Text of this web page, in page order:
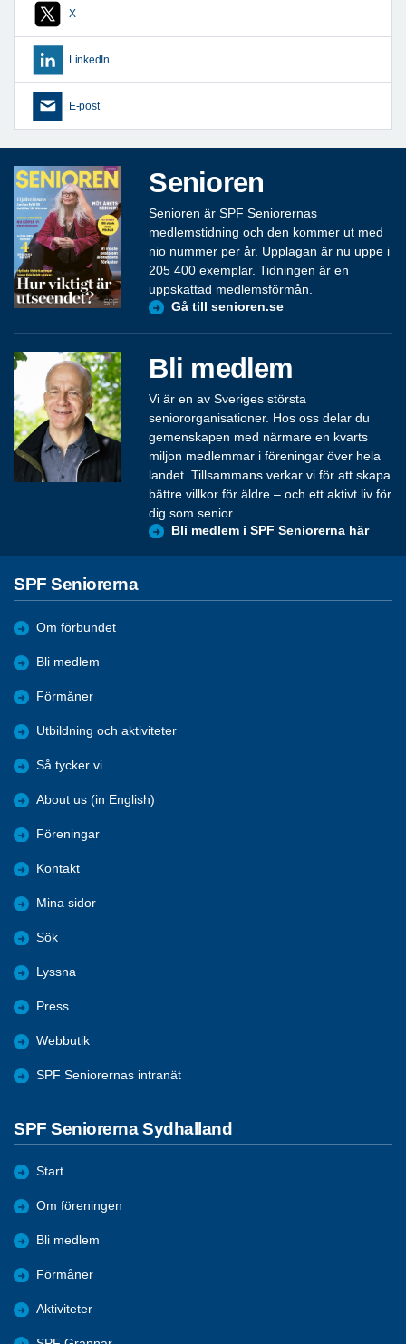
X
LinkedIn
E-post
Senioren
Senioren är SPF Seniorernas
medlemstidning och den kommer ut med
nio nummer per år. Upplagan är nu uppe i
205 400 exemplar. Tidningen är en
uppskattad medlemsförmån.
Gå till senioren.se
Bli medlem
Vi är en av Sveriges största
seniororganisationer. Hos oss delar du
gemenskapen med närmare en kvarts
miljon medlemmar i föreningar över hela
landet. Tillsammans verkar vi för att skapa
bättre villkor för äldre – och ett aktivt liv för
dig som senior.
Bli medlem i SPF Seniorerna här
SPF Seniorerna
Om förbundet
Bli medlem
Förmåner
Utbildning och aktiviteter
Så tycker vi
About us (in English)
Föreningar
Kontakt
Mina sidor
Sök
Lyssna
Press
Webbutik
SPF Seniorernas intranät
SPF Seniorerna Sydhalland
Start
Om föreningen
Bli medlem
Förmåner
Aktiviteter